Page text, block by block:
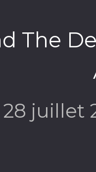
The
28 juillet